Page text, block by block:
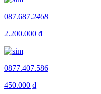
087.687.2468
2.200.000 ₫
0877.407.586
450.000 ₫